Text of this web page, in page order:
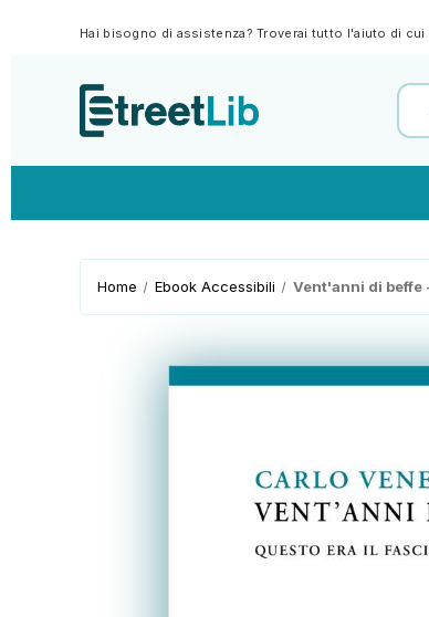
Hai bisogno di assistenza? Troverai tutto l'aiuto di
Home Ebook Accessibili Vent'anni di beffe